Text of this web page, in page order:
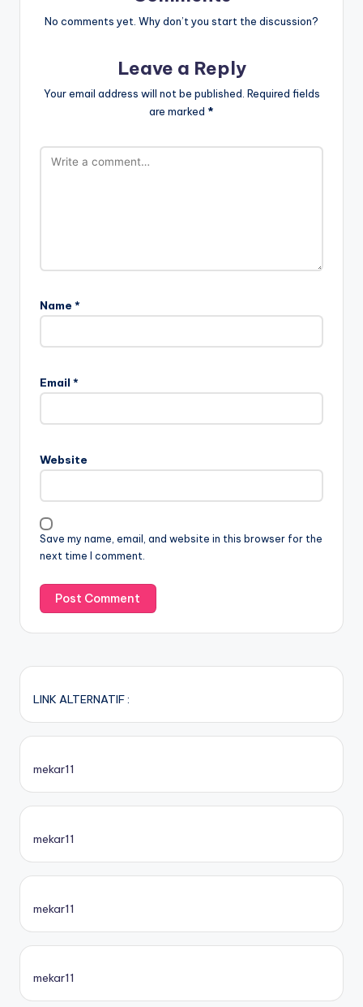
No comments yet. Why don’t you start the discussion?
Leave a Reply
Your email address will not be published. Required fields
are marked *
Name *
Email *
Website
Save my name, email, and website in this browser for the
next time I comment.
LINK ALTERNATIF :
mekar11
mekar11
mekar11
mekar11